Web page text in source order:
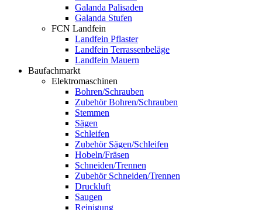
Galanda Palisaden
Galanda Stufen
FCN Landfein
Landfein Pflaster
Landfein Terrassenbeläge
Landfein Mauern
Baufachmarkt
Elektromaschinen
Bohren/Schrauben
Zubehör Bohren/Schrauben
Stemmen
Sägen
Schleifen
Zubehör Sägen/Schleifen
Hobeln/Fräsen
Schneiden/Trennen
Zubehör Schneiden/Trennen
Druckluft
Saugen
Reinigung